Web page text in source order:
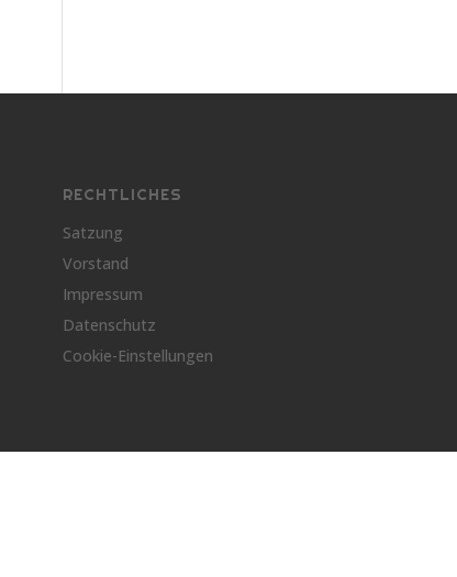
RECHTLICHES
Satzung
Vorstand
Impressum
Datenschutz
Cookie-Einstellungen